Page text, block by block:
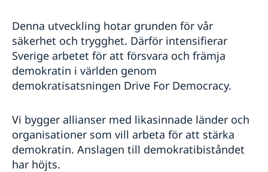
Denna utveckling hotar grunden för vår
säkerhet och trygghet. Därför intensifierar
Sverige arbetet för att försvara och främja
demokratin i världen genom
demokratisatsningen Drive For Democracy.
Vi bygger allianser med likasinnade länder och
organisationer som vill arbeta för att stärka
demokratin. Anslagen till demokratibiståndet
har höjts.